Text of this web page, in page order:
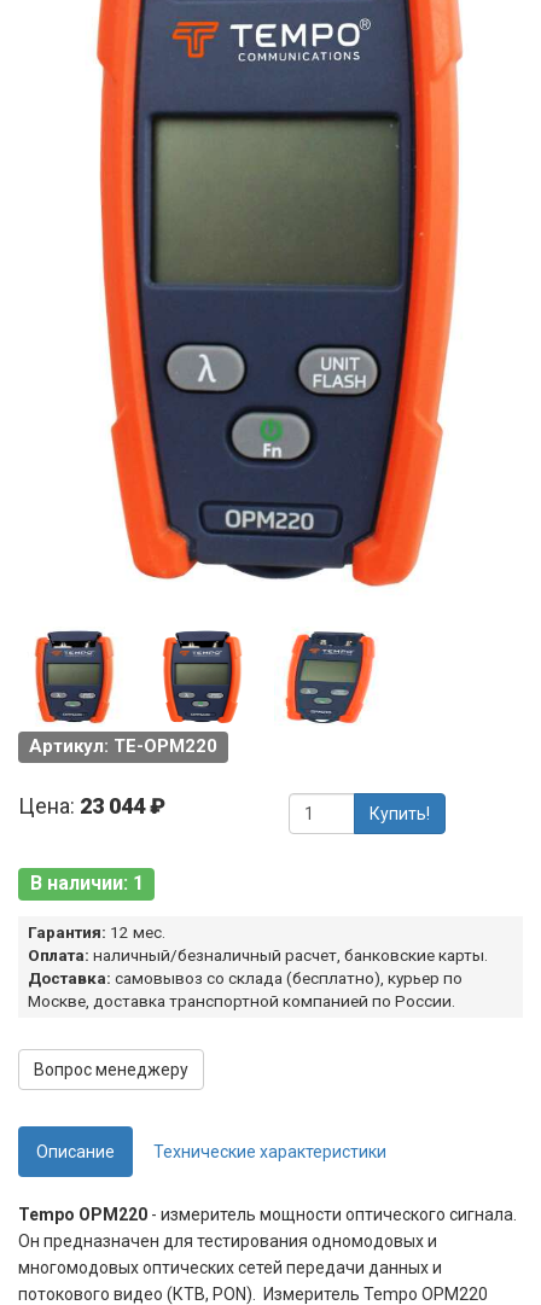
Артикул: TE-OPM220
Цена: 23 044 ₽ Купить!
В наличии: 1
Гарантия: 12 мес.
Оплата: наличный/безналичный расчет, банковские карты.
Доставка: самовывоз со склада (бесплатно), курьер по
Москве, доставка транспортной компанией по России.
Вопрос менеджеру
Описание Технические характеристики
Tempo OPM220 - измеритель мощности оптического сигнала.
Он предназначен для тестирования одномодовых и
многомодовых оптических сетей передачи данных и
потокового видео (КТВ, PON). Измеритель Tempo OPM220